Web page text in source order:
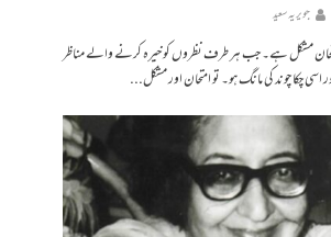
جویریہ سعید
مشکل ہے۔ جب ہر طرف نظروں کو خیرہ کرنے والے مناظر
اسی چکا چوند کی مانگ ہو۔ تو امتحان اور مشکل...